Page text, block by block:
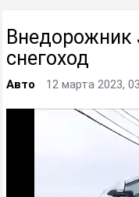
Внедорожник
снегоход
Авто 12 марта 2023,